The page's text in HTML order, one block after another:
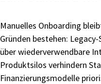
Manuelles Onboarding
Gründen bestehen:
über wiederverwendbare
Produktsilos verhindern
Finanzierungsmodelle